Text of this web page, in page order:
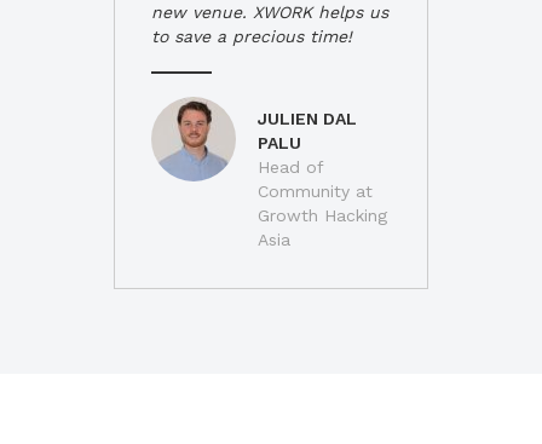
new venue. XWORK helps us
to save a precious time!
JULIEN DAL
PALU
Head of
Community at
Growth Hacking
Asia